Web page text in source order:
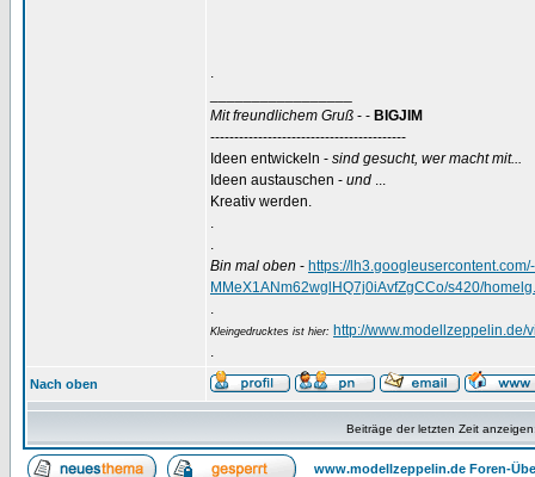
.
Mit freundlichem Gruß - - BIGJIM
-----------------------------------------
Ideen entwickeln - sind gesucht, wer macht mit...
Ideen austauschen - und ...
Kreativ werden.
.
.
Bin mal oben - https://
MMeX1ANm62wglHQ7j0iAvfZgCCo/s420/
.
Kleingedrucktes ist hier: http://
.
Nach oben
Beiträge der letzten Zeit
www.modellzeppelin.de Foren-